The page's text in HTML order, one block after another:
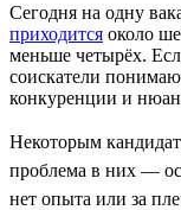
Сегодня на одну
приходится около
меньше четырёх.
соискатели
конкуренции и
Некоторым
проблема в них —
нет опыта или за